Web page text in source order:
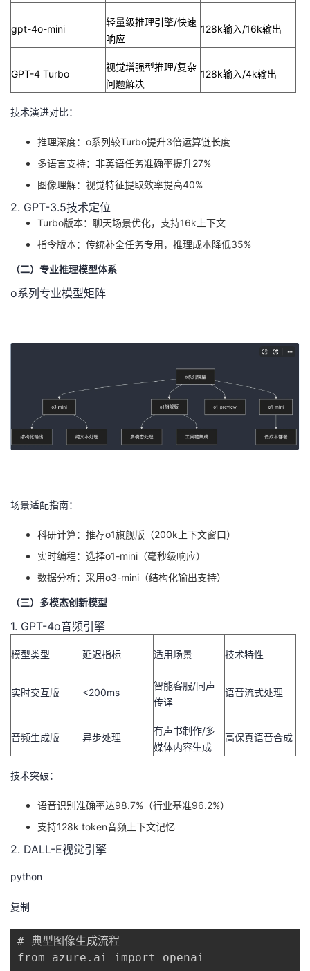
的
发
我
课
的
我
藏
Programs
的
我
的
术
我
云
gpt-4o-mini
轻量级推理引擎/快速
响应
128k输入/16k输出
GPT-4 Turbo
视觉增强型推理/复杂
问题解决
128k输入/4k输出
技术演进对比：
推理深度：o系列较Turbo提升3倍运算链长度
多语言支持：非英语任务准确率提升27%
图像理解：视觉特征提取效率提高40%
2. GPT-3.5技术定位
Turbo版本：聊天场景优化，支持16k上下文
指令版本：传统补全任务专用，推理成本降低35%
（二）专业推理模型体系
o系列专业模型矩阵
场景适配指南：
科研计算：推荐o1旗舰版（200k上下文窗口）
实时编程：选择o1-mini（毫秒级响应）
数据分析：采用o3-mini（结构化输出支持）
（三）多模态创新模型
1. GPT-4o音频引擎
模型类型 延迟指标 适用场景 技术特性
实时交互版 <200ms
智能客服/同声
传译
语音流式处理
音频生成版 异步处理
有声书制作/多
媒体内容生成
高保真语音合成
技术突破：
语音识别准确率达98.7%（行业基准96.2%）
支持128k token音频上下文记忆
2. DALL-E视觉引擎
python
复制
# 典型图像生成流程
from azure.ai import openai